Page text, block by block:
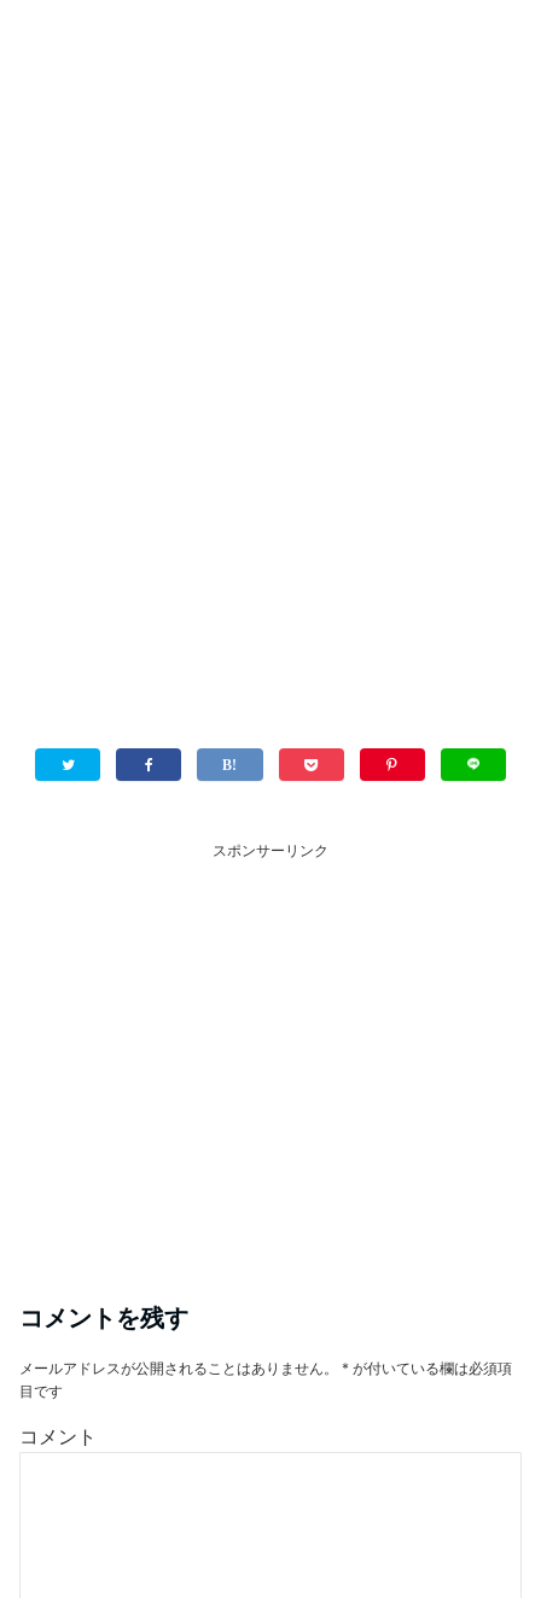
スポンサーリンク
コメントを残す
メールアドレスが公開されることはありません。 * が付いている欄は必須項
目です
コメント